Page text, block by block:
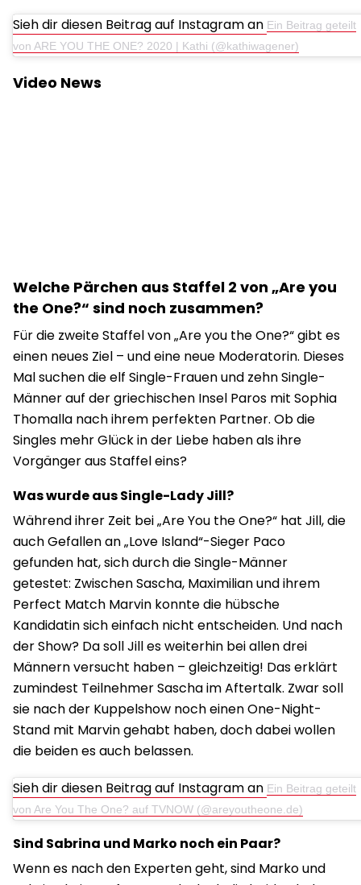
Sieh dir diesen Beitrag auf Instagram an Ein Beitrag geteilt
von ARE YOU THE ONE? 2020 | Kathi (@kathiwagener)
Video News
Welche Pärchen aus Staffel 2 von „Are you
the One?“ sind noch zusammen?
Für die zweite Staffel von „Are you the One?“ gibt es
einen neues Ziel – und eine neue Moderatorin. Dieses
Mal suchen die elf Single-Frauen und zehn Single-
Männer auf der griechischen Insel Paros mit Sophia
Thomalla nach ihrem perfekten Partner. Ob die
Singles mehr Glück in der Liebe haben als ihre
Vorgänger aus Staffel eins?
Was wurde aus Single-Lady Jill?
Während ihrer Zeit bei „Are You the One?“ hat Jill, die
auch Gefallen an „Love Island“-Sieger Paco
gefunden hat, sich durch die Single-Männer
getestet: Zwischen Sascha, Maximilian und ihrem
Perfect Match Marvin konnte die hübsche
Kandidatin sich einfach nicht entscheiden. Und nach
der Show? Da soll Jill es weiterhin bei allen drei
Männern versucht haben – gleichzeitig! Das erklärt
zumindest Teilnehmer Sascha im Aftertalk. Zwar soll
sie nach der Kuppelshow noch einen One-Night-
Stand mit Marvin gehabt haben, doch dabei wollen
die beiden es auch belassen.
Sieh dir diesen Beitrag auf Instagram an Ein Beitrag geteilt
von Are You The One? auf TVNOW (@areyoutheone.de)
Sind Sabrina und Marko noch ein Paar?
Wenn es nach den Experten geht, sind Marko und